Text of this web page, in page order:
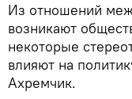
Из отношений
возникают
некоторые
влияют на
Ахремчик.